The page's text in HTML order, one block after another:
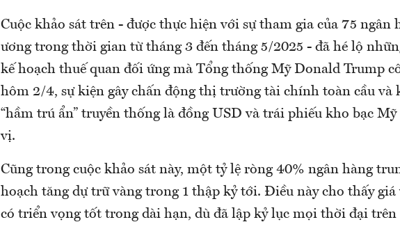
Cuộc khảo sát trên - được thực hiện với sự tham gia của 75 ngân
ương trong thời gian từ tháng 3 đến tháng 5/2025 - đã hé lộ
kế hoạch thuế quan đối ứng mà Tổng thống Mỹ Donald Trump
hôm 2/4, sự kiện gây chấn động thị trường tài chính toàn cầu và
“hầm trú ẩn” truyền thống là đồng USD và trái phiếu kho bạc Mỹ
vị.
Cũng trong cuộc khảo sát này, một tỷ lệ ròng 40% ngân hàng
hoạch tăng dự trữ vàng trong 1 thập kỷ tới. Điều này cho thấy giá
có triển vọng tốt trong dài hạn, dù đã lập kỷ lục mọi thời đại trên